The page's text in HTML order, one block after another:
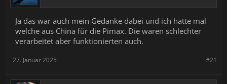
Ja das war auch mein Gedanke dabei und ich hatte mal
welche aus China für die Pimax. Die waren schlechter
verarbeitet aber funktionierten auch.
#21
27. Januar 2025